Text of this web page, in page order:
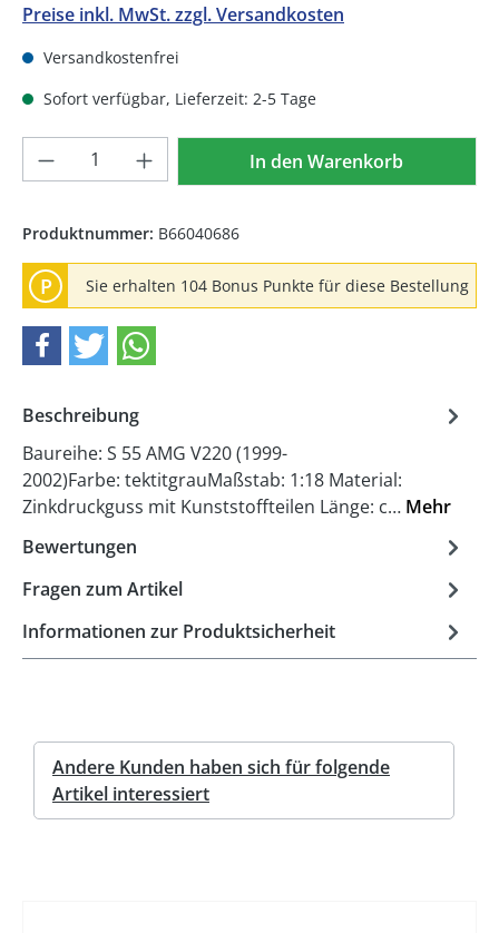
Preise inkl. MwSt. zzgl. Versandkosten
Versandkostenfrei
Sofort verfügbar, Lieferzeit: 2-5 Tage
Produkt Anzahl: Gib denIn den Warenkorb
Produktnummer: B66040686
P Sie erhalten 104 Bonus Punkte für diese Bestellung
Beschreibung
Baureihe: S 55 AMG V220 (1999-
2002)Farbe: tektitgrauMaßstab: 1:18 Material:
Zinkdruckguss mit Kunststoffteilen Länge: c… Mehr
Bewertungen
Fragen zum Artikel
Informationen zur Produktsicherheit
Andere Kunden haben sich für folgende
Artikel interessiert